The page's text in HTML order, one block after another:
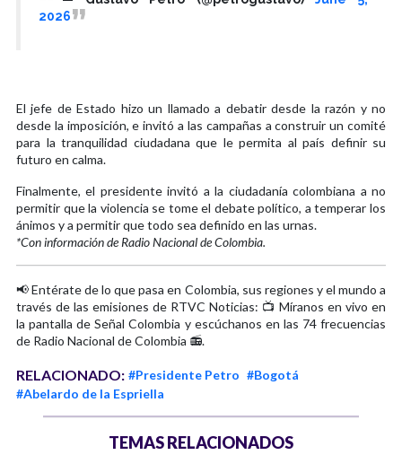
2026
El jefe de Estado hizo un llamado a debatir desde la razón y no
desde la imposición, e invitó a las campañas a construir un comité
para la tranquilidad ciudadana que le permita al país definir su
futuro en calma.
Finalmente, el presidente invitó a la ciudadanía colombiana a no
permitir que la violencia se tome el debate político, a temperar los
ánimos y a permitir que todo sea definido en las urnas.
*Con información de Radio Nacional de Colombia.
📢 Entérate de lo que pasa en Colombia, sus regiones y el mundo a
través de las emisiones de RTVC Noticias: 📺 Míranos en vivo en
la pantalla de Señal Colombia y escúchanos en las 74 frecuencias
de Radio Nacional de Colombia 📻.
RELACIONADO: #Presidente Petro #Bogotá
#Abelardo de la Espriella
TEMAS RELACIONADOS